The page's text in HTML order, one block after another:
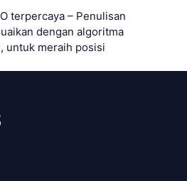
terpercaya – Penulisan
dengan algoritma
untuk meraih posisi